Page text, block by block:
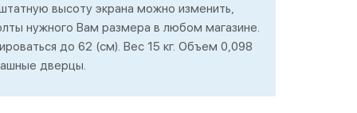
высоту экрана можно изменить,
нужного Вам размера в любом магазине.
до 62 (см). Вес 15 кг. Объем 0,098
дверцы.